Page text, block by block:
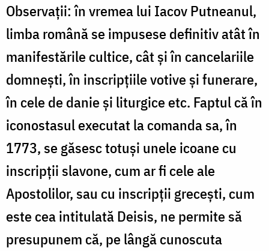
Observații: în vremea lui Iacov Putneanul,
limba română se impusese definitiv atât în
manifestările cultice, cât și în cancelariile
domnești, în inscripțiile votive și funerare,
în cele de danie și liturgice etc. Faptul că în
iconostasul executat la comanda sa, în
1773, se găsesc totuși unele icoane cu
inscripții slavone, cum ar fi cele ale
Apostolilor, sau cu inscripții grecești, cum
este cea intitulată Deisis, ne permite să
presupunem că, pe lângă cunoscuta